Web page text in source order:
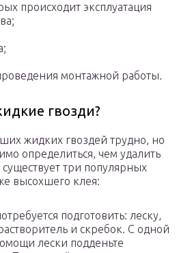
происходит эксплуатация
монтажной работы.
гвозди?
жидких гвоздей трудно, но
определиться, чем удалить
три популярных
высохшего клея:
подготовить: леску,
и скребок. С одной
лески подденьте